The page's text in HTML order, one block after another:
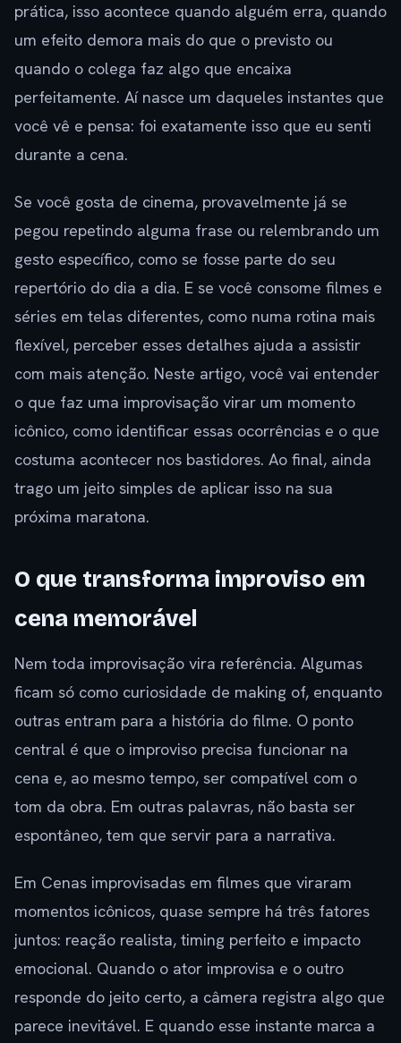
prática, isso acontece quando alguém erra, quando
um efeito demora mais do que o previsto ou
quando o colega faz algo que encaixa
perfeitamente. Aí nasce um daqueles instantes que
você vê e pensa: foi exatamente isso que eu senti
durante a cena.
Se você gosta de cinema, provavelmente já se
pegou repetindo alguma frase ou relembrando um
gesto específico, como se fosse parte do seu
repertório do dia a dia. E se você consome filmes e
séries em telas diferentes, como numa rotina mais
flexível, perceber esses detalhes ajuda a assistir
com mais atenção. Neste artigo, você vai entender
o que faz uma improvisação virar um momento
icônico, como identificar essas ocorrências e o que
costuma acontecer nos bastidores. Ao final, ainda
trago um jeito simples de aplicar isso na sua
próxima maratona.
O que transforma improviso em
cena memorável
Nem toda improvisação vira referência. Algumas
ficam só como curiosidade de making of, enquanto
outras entram para a história do filme. O ponto
central é que o improviso precisa funcionar na
cena e, ao mesmo tempo, ser compatível com o
tom da obra. Em outras palavras, não basta ser
espontâneo, tem que servir para a narrativa.
Em Cenas improvisadas em filmes que viraram
momentos icônicos, quase sempre há três fatores
juntos: reação realista, timing perfeito e impacto
emocional. Quando o ator improvisa e o outro
responde do jeito certo, a câmera registra algo que
parece inevitável. E quando esse instante marca a